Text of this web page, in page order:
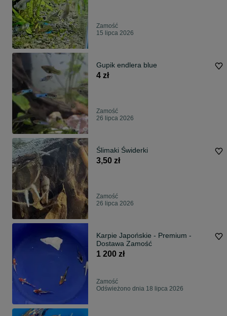
Zamość
15 lipca 2026
Gupik endlera blue
4 zł
Zamość
26 lipca 2026
Ślimaki Świderki
3,50 zł
Zamość
26 lipca 2026
Karpie Japońskie - Premium -
Dostawa Zamość
1 200 zł
Zamość
Odświeżono dnia 18 lipca 2026